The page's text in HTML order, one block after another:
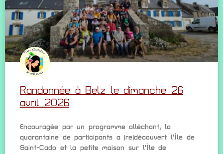
Randonnée à Belz le dimanche 26
avril 2026
Encouragée par un programme alléchant, la
quarantaine de participants a (re)découvert l’Île de
Saint-Cado et la petite maison sur l’Île de